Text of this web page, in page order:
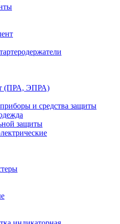
(ПРА, ЭПРА)
и средства защиты
защиты